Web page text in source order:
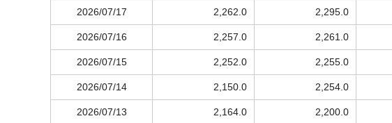
2026/07/17 2,262.0 2,295.0
2026/07/16 2,257.0 2,261.0
2026/07/15 2,252.0 2,255.0
2026/07/14 2,150.0 2,254.0
2026/07/13 2,164.0 2,200.0